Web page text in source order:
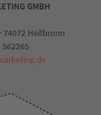
GMBH
74072 Heilbronn
562265